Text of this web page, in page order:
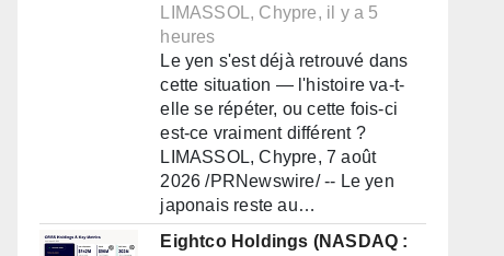
LIMASSOL, Chypre, il y a 5
heures
Le yen s'est déjà retrouvé dans
cette situation — l'histoire va-t-
elle se répéter, ou cette fois-ci
est-ce vraiment différent ?
LIMASSOL, Chypre, 7 août
2026 /PRNewswire/ -- Le yen
japonais reste au…
Eightco Holdings (NASDAQ :